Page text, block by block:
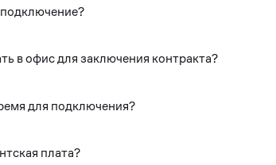
подключение?
в офис для заключения контракта?
для подключения?
плата?